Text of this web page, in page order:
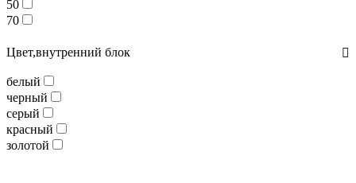
50
70
Цвет,внутренний блок
белый
черный
серый
красный
золотой